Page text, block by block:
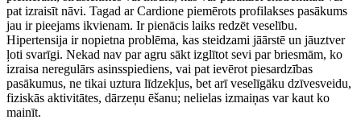
pat izraisīt nāvi. Tagad ar Cardione piemērots profilakses pasākums
jau ir pieejams ikvienam. Ir pienācis laiks redzēt veselību.
Hipertensija ir nopietna problēma, kas steidzami jāārstē un jāuztver
ļoti svarīgi. Nekad nav par agru sākt izglītot sevi par briesmām, ko
izraisa neregulārs asinsspiediens, vai pat ievērot piesardzības
pasākumus, ne tikai uztura līdzekļus, bet arī veselīgāku dzīvesveidu,
fiziskās aktivitātes, dārzeņu ēšanu; nelielas izmaiņas var kaut ko
mainīt.